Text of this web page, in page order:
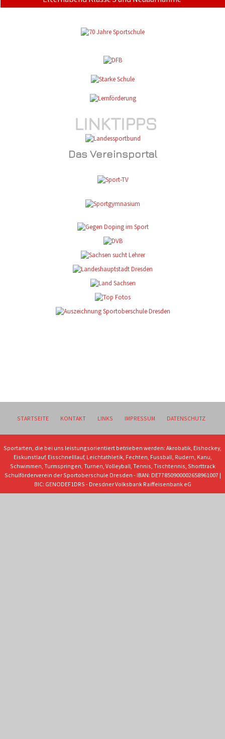
LINKTIPPS
Das Vereinsportal
STARTSEITE KONTAKT LINKS IMPRESSUM DATENSCHUTZ
Sportarten, die bei uns leistungsorientiert betrieben werden: Akrobatik, Eishockey,
Eiskunstlauf, Eisschnelllauf, Leichtathletik, Fechten, Fussball, Rudern, Kanu,
Schwimmen, Turmspringen, Turnen, Volleyball, Tennis, Tischtennis, Shorttrack
Schulförderverein der Sportoberschule Dresden - IBAN: DE77850900002658961007 |
BIC: GENODEF1DRS - Dresdner Volksbank Raiffeisenbank eG